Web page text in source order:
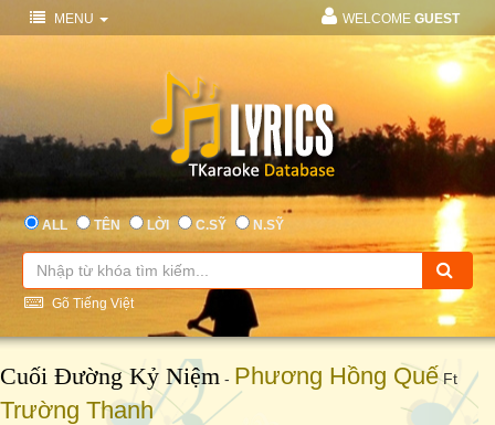
MENU WELCOME GUEST
ALL TÊN LỜI C.SỸ N.SỸ
Gõ Tiếng Việt
Cuối Đường Kỷ Niệm - Phương Hồng QuếFt
Trường Thanh